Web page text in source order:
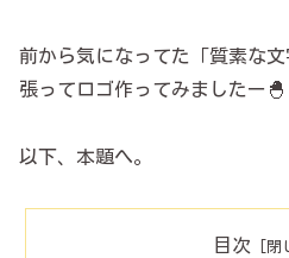
前から気になってた「質素な
張ってロゴ作ってみましたー🐣
以下、本題へ。
目次